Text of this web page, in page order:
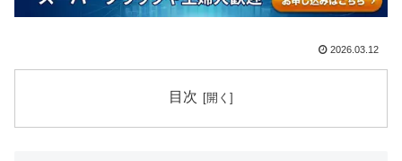
2026.03.12
目次